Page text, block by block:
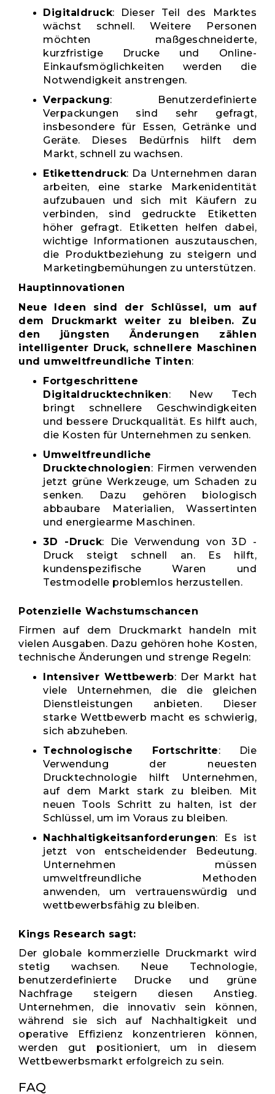
Digitaldruck: Dieser Teil des Marktes
wächst schnell. Weitere Personen
möchten maßgeschneiderte,
kurzfristige Drucke und Online-
Einkaufsmöglichkeiten werden die
Notwendigkeit anstrengen.
Verpackung: Benutzerdefinierte
Verpackungen sind sehr gefragt,
insbesondere für Essen, Getränke und
Geräte. Dieses Bedürfnis hilft dem
Markt, schnell zu wachsen.
Etikettendruck: Da Unternehmen daran
arbeiten, eine starke Markenidentität
aufzubauen und sich mit Käufern zu
verbinden, sind gedruckte Etiketten
höher gefragt. Etiketten helfen dabei,
wichtige Informationen auszutauschen,
die Produktbeziehung zu steigern und
Marketingbemühungen zu unterstützen.
Hauptinnovationen
Neue Ideen sind der Schlüssel, um auf
dem Druckmarkt weiter zu bleiben. Zu
den jüngsten Änderungen zählen
intelligenter Druck, schnellere Maschinen
und umweltfreundliche Tinten:
Fortgeschrittene
Digitaldrucktechniken: New Tech
bringt schnellere Geschwindigkeiten
und bessere Druckqualität. Es hilft auch,
die Kosten für Unternehmen zu senken.
Umweltfreundliche
Drucktechnologien: Firmen verwenden
jetzt grüne Werkzeuge, um Schaden zu
senken. Dazu gehören biologisch
abbaubare Materialien, Wassertinten
und energiearme Maschinen.
3D -Druck: Die Verwendung von 3D -
Druck steigt schnell an. Es hilft,
kundenspezifische Waren und
Testmodelle problemlos herzustellen.
Potenzielle Wachstumschancen
Firmen auf dem Druckmarkt handeln mit
vielen Ausgaben. Dazu gehören hohe Kosten,
technische Änderungen und strenge Regeln:
Intensiver Wettbewerb: Der Markt hat
viele Unternehmen, die die gleichen
Dienstleistungen anbieten. Dieser
starke Wettbewerb macht es schwierig,
sich abzuheben.
Technologische Fortschritte: Die
Verwendung der neuesten
Drucktechnologie hilft Unternehmen,
auf dem Markt stark zu bleiben. Mit
neuen Tools Schritt zu halten, ist der
Schlüssel, um im Voraus zu bleiben.
Nachhaltigkeitsanforderungen: Es ist
jetzt von entscheidender Bedeutung.
Unternehmen müssen
umweltfreundliche Methoden
anwenden, um vertrauenswürdig und
wettbewerbsfähig zu bleiben.
Kings Research sagt:
Der globale kommerzielle Druckmarkt wird
stetig wachsen. Neue Technologie,
benutzerdefinierte Drucke und grüne
Nachfrage steigern diesen Anstieg.
Unternehmen, die innovativ sein können,
während sie sich auf Nachhaltigkeit und
operative Effizienz konzentrieren können,
werden gut positioniert, um in diesem
Wettbewerbsmarkt erfolgreich zu sein.
FAQ